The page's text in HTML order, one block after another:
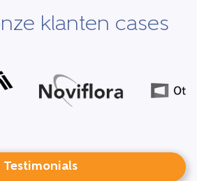
klanten cases
Testimonials